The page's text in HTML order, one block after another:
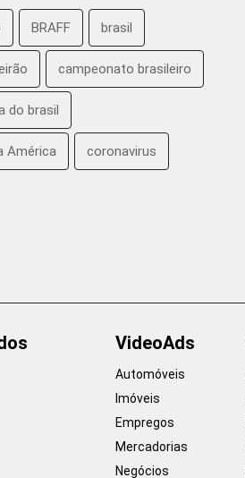
BRAFF brasil
campeonato brasileiro
do brasil
América coronavirus
VideoAds
Automóveis
Imóveis
Empregos
Mercadorias
Negócios